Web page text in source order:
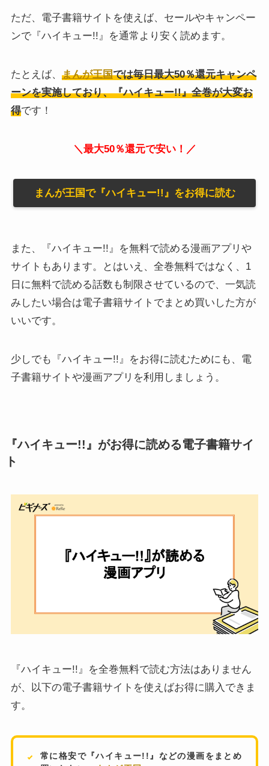
ただ、電子書籍サイトを使えば、セールやキャンペー
ンで『ハイキュー!!』を通常より安く読めます。
たとえば、 まんが王国では毎日最大50％還元キャンペ
ーンを実施しており、『ハイキュー!!』全巻が大変お
得です！
＼最大50％還元で安い！／
まんが王国で『ハイキュー!!』をお得に読む
また、『ハイキュー!!』を無料で読める漫画アプリや
サイトもあります。とはいえ、全巻無料ではなく、1
日に無料で読める話数も制限させているので、一気読
みしたい場合は電子書籍サイトでまとめ買いした方が
いいです。
少しでも『ハイキュー!!』をお得に読むためにも、電
子書籍サイトや漫画アプリを利用しましょう。
『ハイキュー!!』がお得に読める電子書籍サイ
ト
『ハイキュー!!』を全巻無料で読む方法はありません
が、以下の電子書籍サイトを使えばお得に購入できま
す。
常に格安で『ハイキュー!!』などの漫画をまとめ